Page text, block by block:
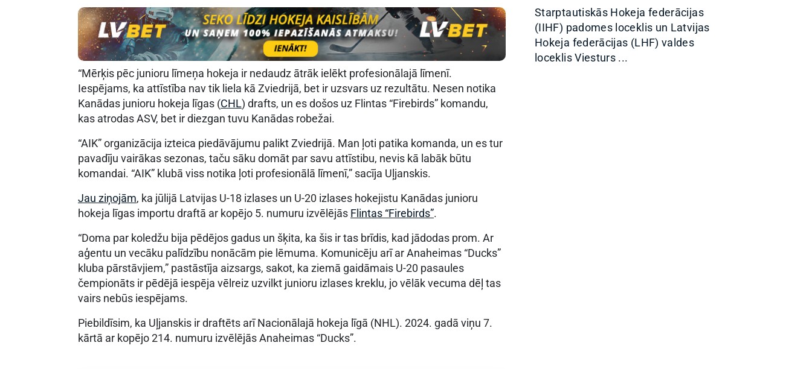
“Mērķis pēc junioru līmeņa hokeja ir nedaudz ātrāk ielēkt profesionālajā līmenī.
Iespējams, ka attīstība nav tik liela kā Zviedrijā, bet ir uzsvars uz rezultātu. Nesen notika
Kanādas junioru hokeja līgas (CHL) drafts, un es došos uz Flintas “Firebirds” komandu,
kas atrodas ASV, bet ir diezgan tuvu Kanādas robežai.
“AIK” organizācija izteica piedāvājumu palikt Zviedrijā. Man ļoti patika komanda, un es tur
pavadīju vairākas sezonas, taču sāku domāt par savu attīstibu, nevis kā labāk būtu
komandai. “AIK” klubā viss notika ļoti profesionālā līmenī,” sacīja Uļjanskis.
Jau ziņojām, ka jūlijā Latvijas U-18 izlases un U-20 izlases hokejistu Kanādas junioru
hokeja līgas importu draftā ar kopējo 5. numuru izvēlējās Flintas “Firebirds”.
“Doma par koledžu bija pēdējos gadus un šķita, ka šis ir tas brīdis, kad jādodas prom. Ar
aģentu un vecāku palīdzību nonācām pie lēmuma. Komunicēju arī ar Anaheimas “Ducks”
kluba pārstāvjiem,” pastāstīja aizsargs, sakot, ka ziemā gaidāmais U-20 pasaules
čempionāts ir pēdējā iespēja vēlreiz uzvilkt junioru izlases kreklu, jo vēlāk vecuma dēļ tas
vairs nebūs iespējams.
Piebildīsim, ka Uļjanskis ir draftēts arī Nacionālajā hokeja līgā (NHL). 2024. gadā viņu 7.
kārtā ar kopējo 214. numuru izvēlējās Anaheimas “Ducks”.
Starptautiskās Hokeja federācijas
(IIHF) padomes loceklis un Latvijas
Hokeja federācijas (LHF) valdes
loceklis Viesturs ...